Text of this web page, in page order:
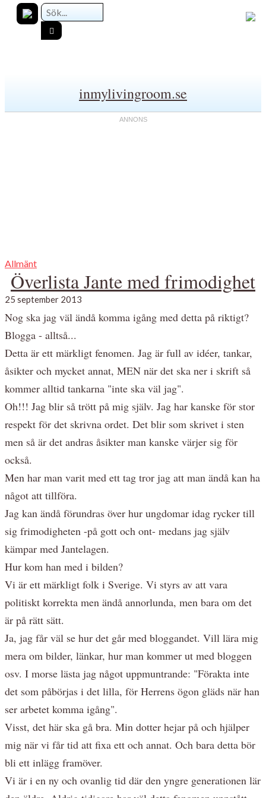
inmylivingroom.se
Allmänt
Överlista Jante med frimodighet
25 september 2013
Nog ska jag väl ändå komma igång med detta på riktigt?
Blogga - alltså...
Detta är ett märkligt fenomen. Jag är full av idéer, tankar,
åsikter och mycket annat, MEN när det ska ner i skrift så
kommer alltid tankarna "inte ska väl jag".
Oh!!! Jag blir så trött på mig själv. Jag har kanske för stor
respekt för det skrivna ordet. Det blir som skrivet i sten
men så är det andras åsikter man kanske värjer sig för
också.
Men har man varit med ett tag tror jag att man ändå kan ha
något att tillföra.
Jag kan ändå förundras över hur ungdomar idag rycker till
sig frimodigheten -på gott och ont- medans jag själv
kämpar med Jantelagen.
Hur kom han med i bilden?
Vi är ett märkligt folk i Sverige. Vi styrs av att vara
politiskt korrekta men ändå annorlunda, men bara om det
är på rätt sätt.
Ja, jag får väl se hur det går med bloggandet. Vill lära mig
mera om bilder, länkar, hur man kommer ut med bloggen
osv. I morse lästa jag något uppmuntrande: "Förakta inte
det som påbörjas i det lilla, för Herrens ögon gläds när han
ser arbetet komma igång".
Visst, det här ska gå bra. Min dotter hejar på och hjälper
mig när vi får tid att fixa ett och annat. Och bara detta bör
bli ett inlägg framöver.
Vi är i en ny och ovanlig tid där den yngre generationen lär